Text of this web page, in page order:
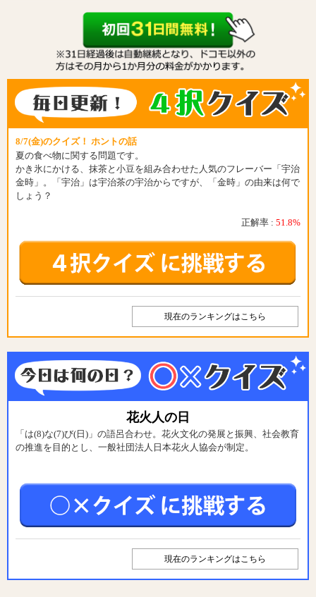
8/7(金)のクイズ！ ホントの話
夏の食べ物に関する問題です。
かき氷にかける、抹茶と小豆を組み合わせた人気のフレーバー「宇治
金時」。「宇治」は宇治茶の宇治からですが、「金時」の由来は何で
しょう？
正解率 : 51.8%
現在のランキングはこちら
花火人の日
「は(8)な(7)び(日)」の語呂合わせ。花火文化の発展と振興、社会教育
の推進を目的とし、一般社団法人日本花火人協会が制定。
現在のランキングはこちら